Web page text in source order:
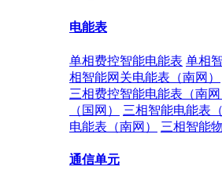
电能表
单相费控智能电能表 单相
相智能网关电能表（南网）
三相费控智能电能表（南网
（国网）
三相智能电能表（
电能表（南网）
三相智能
通信单元